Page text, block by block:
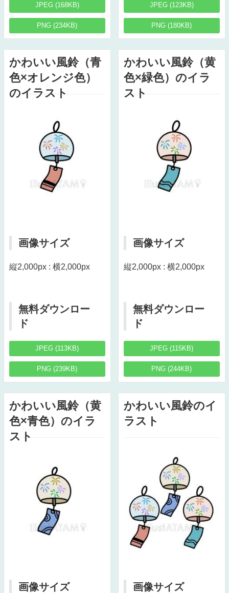
JPEG (168KB)
PNG (234KB)
JPEG (123KB)
PNG (180KB)
かわいい風鈴（青
色×オレンジ色）
のイラスト
画像サイズ
縦2,000px : 横2,000px
無料ダウンロー
ド
JPEG (113KB)
PNG (239KB)
かわいい風鈴（黄
色×緑色）のイラ
スト
画像サイズ
縦2,000px : 横2,000px
無料ダウンロー
ド
JPEG (115KB)
PNG (244KB)
かわいい風鈴（黄
色×青色）のイラ
スト
画像サイズ
かわいい風鈴のイ
ラスト
画像サイズ